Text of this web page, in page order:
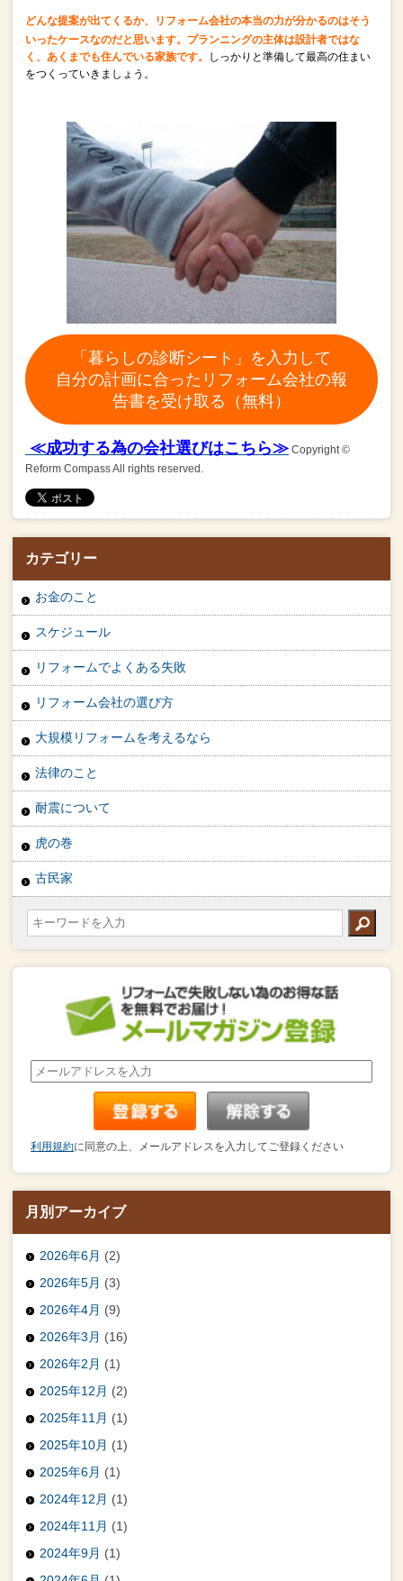
どんな提案が出てくるか、リフォーム会社の本当の力が分かるのはそう
いったケースなのだと思います。 プランニングの主体は設計者ではな
く、あくまでも住んでいる家族です。
しっかりと準備して最高の住まい
をつくっていきましょう。
「暮らしの診断シート」を入力して
自分の計画に合ったリフォーム会社の報
告書を受け取る（無料）
≪成功する為の会社選びはこちら≫ Copyright ©
Reform Compass All rights reserved.
カテゴリー
お金のこと
スケジュール
リフォームでよくある失敗
リフォーム会社の選び方
大規模リフォームを考えるなら
法律のこと
耐震について
虎の巻
古民家
利用規約に同意の上、メールアドレスを入力してご登録ください
月別アーカイブ
2026年6月 (2)
2026年5月 (3)
2026年4月 (9)
2026年3月 (16)
2026年2月 (1)
2025年12月 (2)
2025年11月 (1)
2025年10月 (1)
2025年6月 (1)
2024年12月 (1)
2024年11月 (1)
2024年9月 (1)